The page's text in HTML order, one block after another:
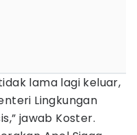
lama lagi keluar,
Lingkungan
jawab Koster.